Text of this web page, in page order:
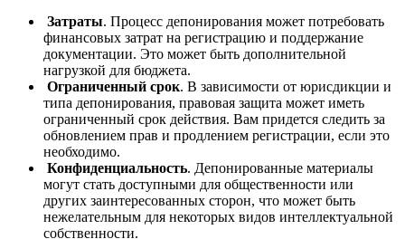
Затраты. Процесс депонирования может потребовать
финансовых затрат на регистрацию и поддержание
документации. Это может быть дополнительной
нагрузкой для бюджета.
Ограниченный срок. В зависимости от юрисдикции и
типа депонирования, правовая защита может иметь
ограниченный срок действия. Вам придется следить за
обновлением прав и продлением регистрации, если это
необходимо.
Конфиденциальность. Депонированные материалы
могут стать доступными для общественности или
других заинтересованных сторон, что может быть
нежелательным для некоторых видов интеллектуальной
собственности.